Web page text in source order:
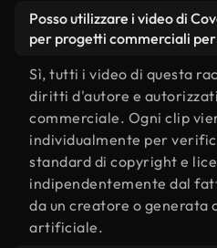
Posso utilizzare i video di
per progetti commerciali
Sì, tutti i video di questa
diritti d'autore e
commerciale. Ogni clip
individualmente per
standard di copyright e
indipendentemente dal
da un creatore o generata
artificiale.